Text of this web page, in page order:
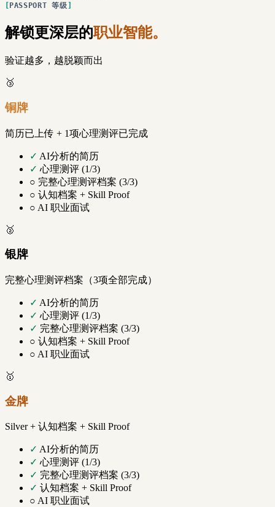
PASSPORT 等级
解锁更深层的职业智能。
验证越多，越脱颖而出
🥉
铜牌
简历已上传 + 1项心理测评已完成
✓ AI分析的简历
✓ 心理测评 (1/3)
○ 完整心理测评档案 (3/3)
○ 认知档案 + Skill Proof
○ AI 职业面试
🥈
银牌
完整心理测评档案（3项全部完成）
✓ AI分析的简历
✓ 心理测评 (1/3)
✓ 完整心理测评档案 (3/3)
○ 认知档案 + Skill Proof
○ AI 职业面试
🥇
金牌
Silver + 认知档案 + Skill Proof
✓ AI分析的简历
✓ 心理测评 (1/3)
✓ 完整心理测评档案 (3/3)
✓ 认知档案 + Skill Proof
○ AI 职业面试